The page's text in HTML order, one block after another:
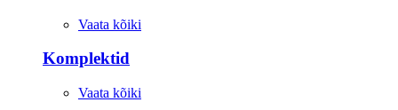
Vaata kõiki
Komplektid
Vaata kõiki